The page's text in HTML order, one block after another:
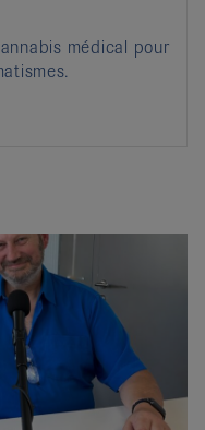
médical pour